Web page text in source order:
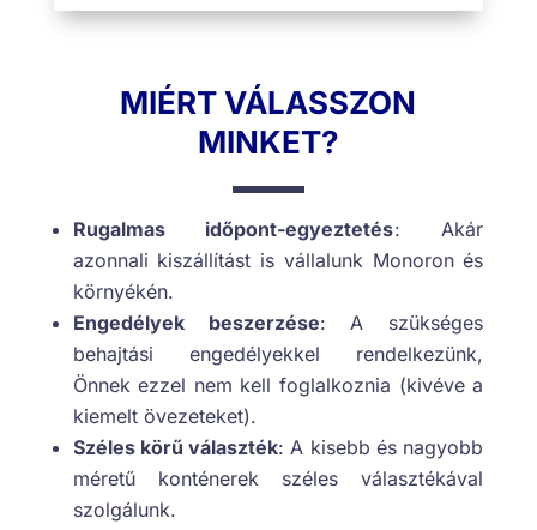
MIÉRT VÁLASSZON
MINKET?
Rugalmas időpont-egyeztetés: Akár
azonnali kiszállítást is vállalunk Monoron és
környékén.
Engedélyek beszerzése: A szükséges
behajtási engedélyekkel rendelkezünk,
Önnek ezzel nem kell foglalkoznia (kivéve a
kiemelt övezeteket).
Széles körű választék: A kisebb és nagyobb
méretű konténerek széles választékával
szolgálunk.